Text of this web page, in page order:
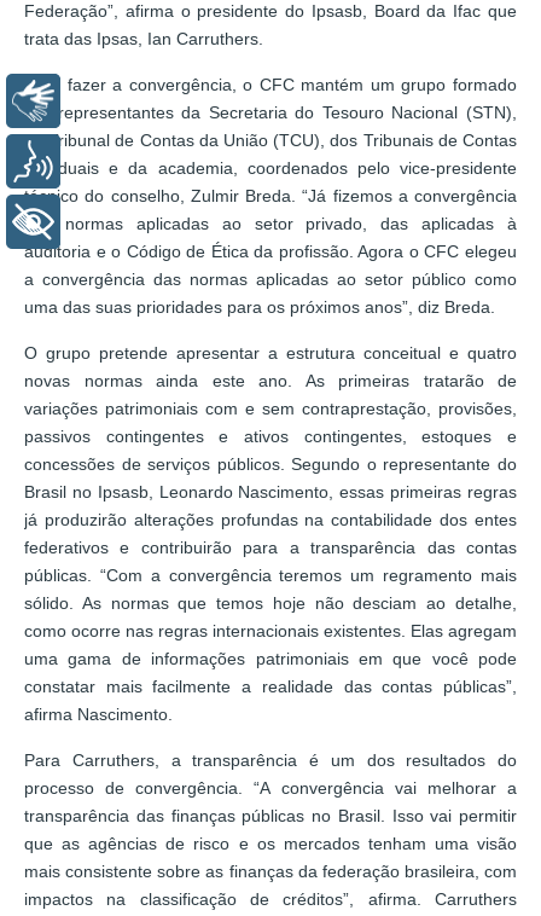
Federação”, afirma o presidente do Ipsasb, Board da Ifac que
trata das Ipsas, Ian Carruthers.
Para fazer a convergência, o CFC mantém um grupo formado
por representantes da Secretaria do Tesouro Nacional (STN),
do Tribunal de Contas da União (TCU), dos Tribunais de Contas
Estaduais e da academia, coordenados pelo vice-presidente
técnico do conselho, Zulmir Breda. “Já fizemos a convergência
das normas aplicadas ao setor privado, das aplicadas à
auditoria e o Código de Ética da profissão. Agora o CFC elegeu
a convergência das normas aplicadas ao setor público como
uma das suas prioridades para os próximos anos”, diz Breda.
O grupo pretende apresentar a estrutura conceitual e quatro
novas normas ainda este ano. As primeiras tratarão de
variações patrimoniais com e sem contraprestação, provisões,
passivos contingentes e ativos contingentes, estoques e
concessões de serviços públicos. Segundo o representante do
Brasil no Ipsasb, Leonardo Nascimento, essas primeiras regras
já produzirão alterações profundas na contabilidade dos entes
federativos e contribuirão para a transparência das contas
públicas. “Com a convergência teremos um regramento mais
sólido. As normas que temos hoje não desciam ao detalhe,
como ocorre nas regras internacionais existentes. Elas agregam
uma gama de informações patrimoniais em que você pode
constatar mais facilmente a realidade das contas públicas”,
afirma Nascimento.
Para Carruthers, a transparência é um dos resultados do
processo de convergência. “A convergência vai melhorar a
transparência das finanças públicas no Brasil. Isso vai permitir
que as agências de risco e os mercados tenham uma visão
mais consistente sobre as finanças da federação brasileira, com
impactos na classificação de créditos”, afirma. Carruthers
Voz
+ Acessibilidade